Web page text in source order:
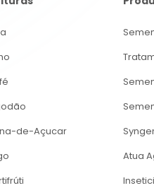
de-Açucar
Atua